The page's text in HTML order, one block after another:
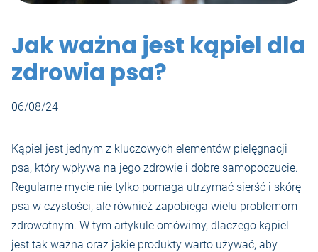
Jak ważna jest kąpiel dla
zdrowia psa?
06/08/24
Kąpiel jest jednym z kluczowych elementów pielęgnacji
psa, który wpływa na jego zdrowie i dobre samopoczucie.
Regularne mycie nie tylko pomaga utrzymać sierść i skórę
psa w czystości, ale również zapobiega wielu problemom
zdrowotnym. W tym artykule omówimy, dlaczego kąpiel
jest tak ważna oraz jakie produkty warto używać, aby